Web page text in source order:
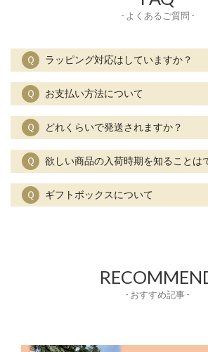
- よくあるご質問 -
Ｑ ラッピング対応はしていますか？
Ｑ お支払い方法について
Ｑ どれくらいで発送されますか？
Ｑ 欲しい商品の入荷時期を知ることは
Ｑ ギフトボックスについて
- おすすめ記事 -